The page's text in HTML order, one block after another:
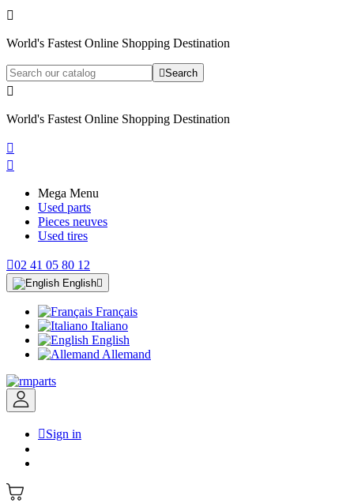

World's Fastest Online Shopping Destination
Search

World's Fastest Online Shopping Destination


Mega Menu
Used parts
Pieces neuves
Used tires
02 41 05 80 12
English
Français
Italiano
English
Allemand
Sign in